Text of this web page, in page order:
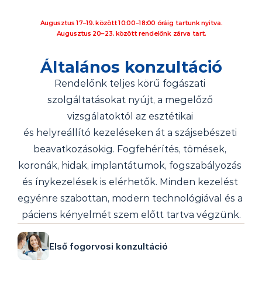
Augusztus 17–19. között 10:00–18:00 óráig tartunk nyitva.
Augusztus 20–23. között rendelőnk zárva tart.
Általános konzultáció
Rendelőnk teljes körű fogászati
szolgáltatásokat nyújt, a megelőző
vizsgálatoktól az esztétikai
és helyreállító kezeléseken át a szájsebészeti
beavatkozásokig. Fogfehérítés, tömések,
koronák, hidak, implantátumok, fogszabályozás
és ínykezelések is elérhetők. Minden kezelést
egyénre szabottan, modern technológiával és a
páciens kényelmét szem előtt tartva végzünk.
Első fogorvosi konzultáció